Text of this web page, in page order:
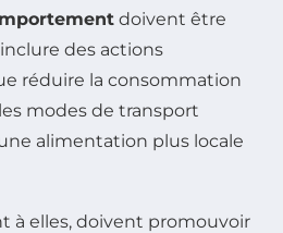
doivent être
des actions
réduire la consommation
modes de transport
alimentation plus locale
à elles, doivent promouvoir